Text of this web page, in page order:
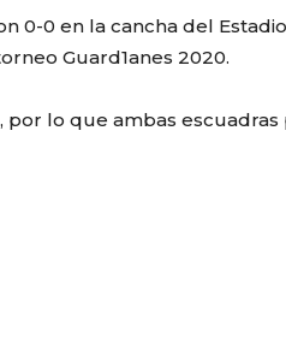
0-0 en la cancha del
Guard1anes 2020.
lo que ambas